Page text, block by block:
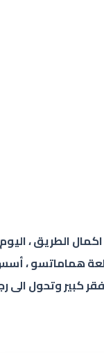
الطريق ،
وتحول الى